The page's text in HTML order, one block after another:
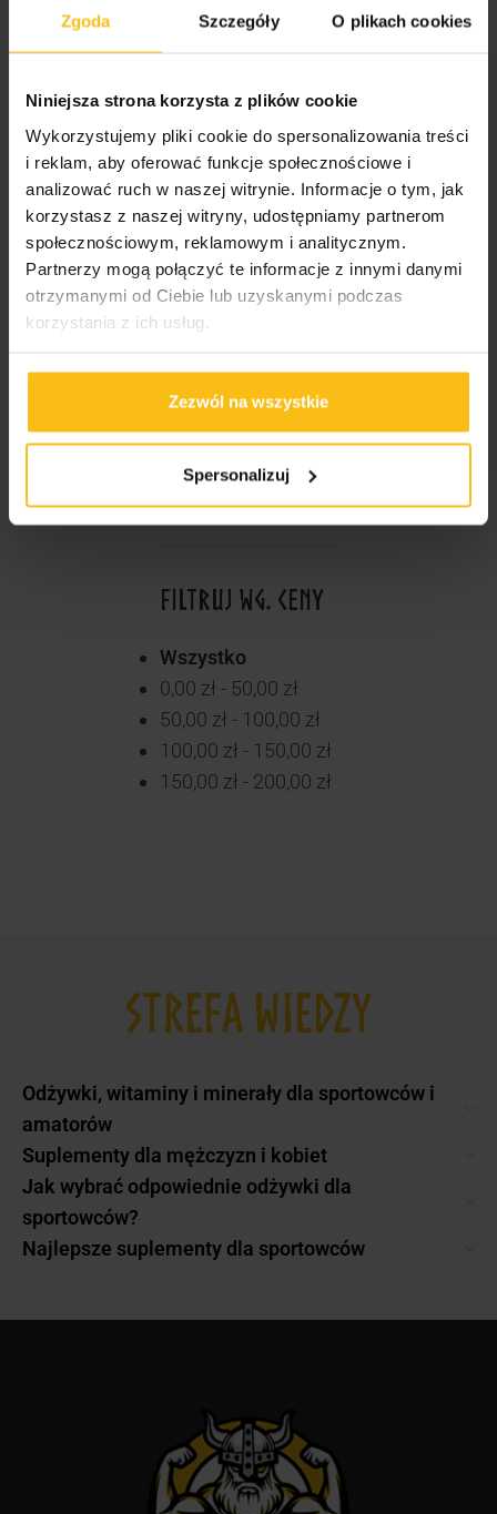
Zgoda Szczegóły O plikach cookies
Niniejsza strona korzysta z plików cookie
Wykorzystujemy pliki cookie do spersonalizowania treści
i reklam, aby oferować funkcje społecznościowe i
analizować ruch w naszej witrynie. Informacje o tym, jak
korzystasz z naszej witryny, udostępniamy partnerom
społecznościowym, reklamowym i analitycznym.
Partnerzy mogą połączyć te informacje z innymi danymi
otrzymanymi od Ciebie lub uzyskanymi podczas
korzystania z ich usług.
Zezwól na wszystkie
Spersonalizuj
Strefa KETO
OUTLET
Dla dzieci
Strefa VEGE
Strefa ZERO
Twój cel
Producenci
Suplementy
Prozdrowotne
Bony podarunkowe
Koszulki Vikinga
Akcesoria sportowe
Bez kategorii
FILTRUJ WG. CENY
Wszystko
0,00 zł - 50,00 zł
50,00 zł - 100,00 zł
100,00 zł - 150,00 zł
150,00 zł - 200,00 zł
STREFA WIEDZY
Odżywki, witaminy i minerały dla sportowców i
amatorów
Suplementy dla mężczyzn i kobiet
Jak wybrać odpowiednie odżywki dla
sportowców?
Najlepsze suplementy dla sportowców